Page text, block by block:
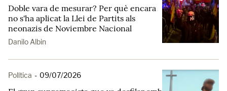
Doble vara de mesurar? Per què encara
no s'ha aplicat la Llei de Partits als
neonazis de Noviembre Nacional
Danilo Albin
Política - 09/07/2026